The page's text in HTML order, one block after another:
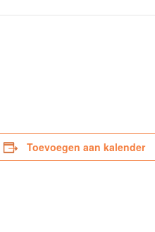
Toevoegen aan kalender